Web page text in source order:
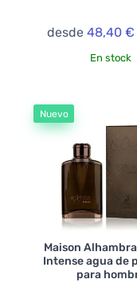
desde 48,40 €
En stock
Nuevo
Maison
Intense agua de
para